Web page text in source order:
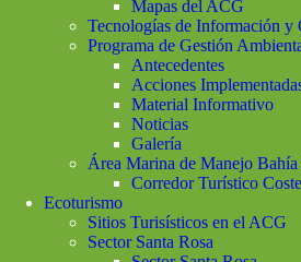
Mapas del ACG
Tecnologías de Información y
Programa de Gestión
Antecedentes
Acciones
Material Informativo
Noticias
Galería
Área Marina de Manejo Bahía
Corredor Turístico
Ecoturismo
Sitios Turisísticos en el ACG
Sector Santa Rosa